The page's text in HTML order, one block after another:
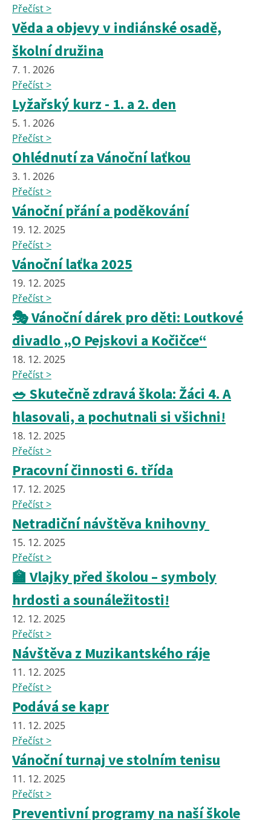
Přečíst >
Věda a objevy v indiánské osadě,
školní družina
7. 1. 2026
Přečíst >
Lyžařský kurz - 1. a 2. den
5. 1. 2026
Přečíst >
Ohlédnutí za Vánoční laťkou
3. 1. 2026
Přečíst >
Vánoční přání a poděkování
19. 12. 2025
Přečíst >
Vánoční laťka 2025
19. 12. 2025
Přečíst >
🎭 Vánoční dárek pro děti: Loutkové
divadlo „O Pejskovi a Kočičce“
18. 12. 2025
Přečíst >
🥗 Skutečně zdravá škola: Žáci 4. A
hlasovali, a pochutnali si všichni!
18. 12. 2025
Přečíst >
Pracovní činnosti 6. třída
17. 12. 2025
Přečíst >
Netradiční návštěva knihovny
15. 12. 2025
Přečíst >
🏫 Vlajky před školou – symboly
hrdosti a sounáležitosti!
12. 12. 2025
Přečíst >
Návštěva z Muzikantského ráje
11. 12. 2025
Přečíst >
Podává se kapr
11. 12. 2025
Přečíst >
Vánoční turnaj ve stolním tenisu
11. 12. 2025
Přečíst >
Preventivní programy na naší škole